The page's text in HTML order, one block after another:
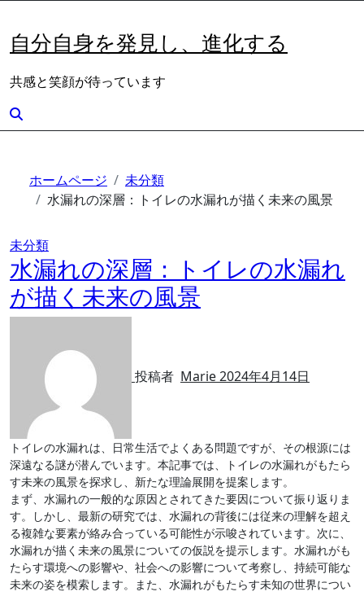
を
キ
ッ
プ
自分自身を発見し、進化する
共感と笑顔が待っています
ホームページ
未分類
水漏れの深層：トイレの水漏れが描く未来の風景
未分類
水漏れの深層：トイレの水漏れ
が描く未来の風景
投稿者 Marie2024年4月14日
トイレの水漏れは、日常生活でよくある問題ですが、その根源には
深遠なる謎が潜んでいます。本記事では、トイレの水漏れがもたら
す未来の風景を探求し、新たな理論展開を提案します。
まず、水漏れの一般的な原因とされてきた要因について振り返りま
す。しかし、最新の研究では、水漏れの背後には従来の理解を超え
る複雑な要素が絡み合っている可能性が示唆されています。次に、
水漏れが描く未来の風景についての仮説を提示します。水漏れがも
たらす環境への影響や、社会への影響について考察し、持続可能な
未来の姿を模索します。また、水漏れがもたらす未知の世界につい